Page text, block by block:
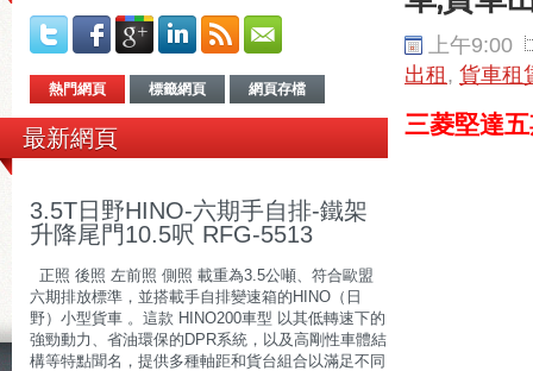
熱門網頁 標籤網頁 網頁存檔
最新網頁
3.5T日野HINO-六期手自排-鐵架
升降尾門10.5呎 RFG-5513
正照 後照 左前照 側照 載重為3.5公噸、符合歐盟
六期排放標準，並搭載手自排變速箱的HINO（日
野）小型貨車 。這款 HINO200車型 以其低轉速下的
強勁動力、省油環保的DPR系統，以及高剛性車體結
構等特點聞名，提供多種軸距和貨台組合以滿足不同
上午9:00
出租, 貨車租
三菱堅達